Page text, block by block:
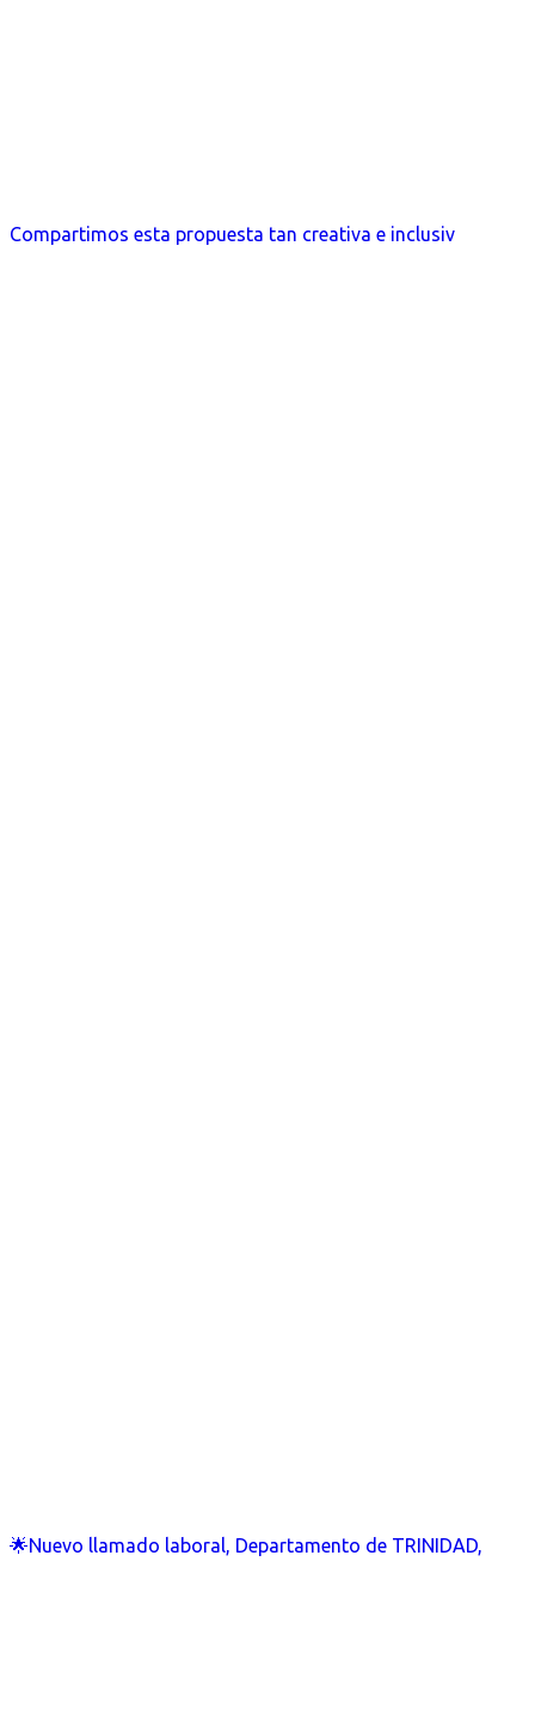
Compartimos esta propuesta tan creativa e inclusiv
🌟Nuevo llamado laboral, Departamento de TRINIDAD,